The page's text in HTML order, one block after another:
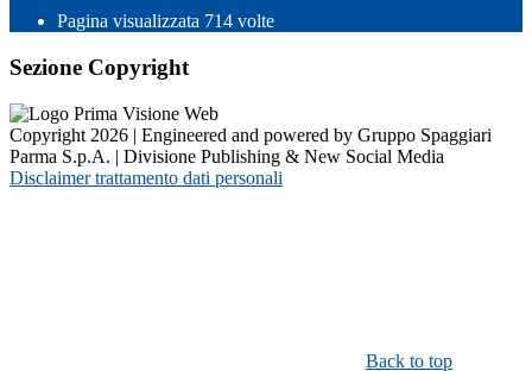
Pagina visualizzata 714 volte
Sezione Copyright
Copyright 2026 | Engineered and powered by Gruppo Spaggiari
Parma S.p.A. | Divisione Publishing & New Social Media
Disclaimer trattamento dati personali
Back to top